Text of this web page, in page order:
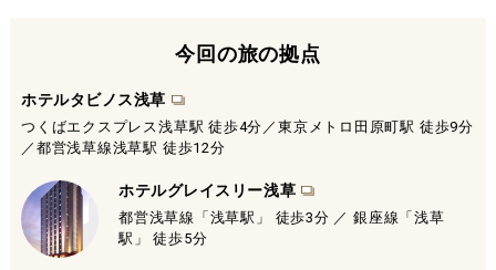
今回の旅の拠点
ホテルタビノス浅草
つくばエクスプレス浅草駅 徒歩4分／東京メトロ田原町駅 徒歩9分
／都営浅草線浅草駅 徒歩12分
ホテルグレイスリー浅草
都営浅草線「浅草駅」 徒歩3分 ／ 銀座線「浅草
駅」 徒歩5分